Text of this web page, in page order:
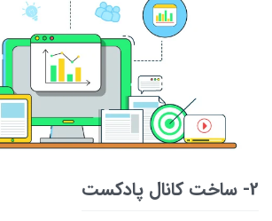
2- ساخت کانال پادکست